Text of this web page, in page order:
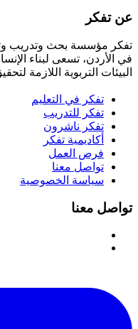
عن تفكر
في الأردن، تسعى لبناء
البيئات التربوية اللازمة
تفكر في التعليم
تفكر للتدريب
تفكر ناشرون
أكاديمية تفكر
فرص العمل
تواصل معنا
سياسة الخصوصية
تواصل معنا